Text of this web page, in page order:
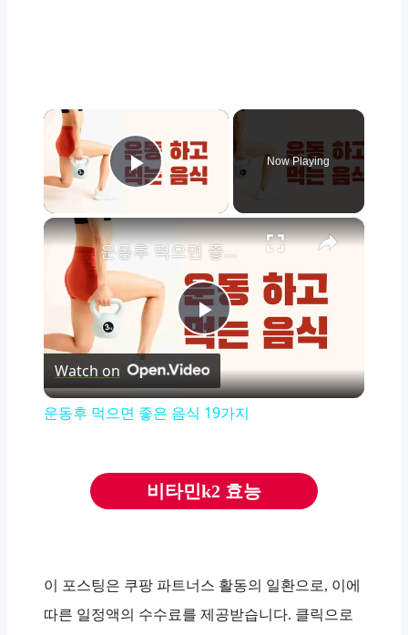
×
Play Video
Now Playing
×
Play
Video
운동후 먹으면 좋은 음식 19가지
Watch on
운동후 먹으면 좋은 음식 19가지
비타민k2 효능
이 포스팅은 쿠팡 파트너스 활동의 일환으로, 이에
따른 일정액의 수수료를 제공받습니다. 클릭으로